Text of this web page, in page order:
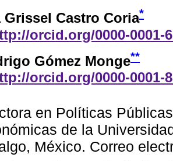
Grissel Castro Coria*
orcid.org/0000-0001-
Gómez Monge**
orcid.org/0000-0001-
en Políticas
de la
México. Correo